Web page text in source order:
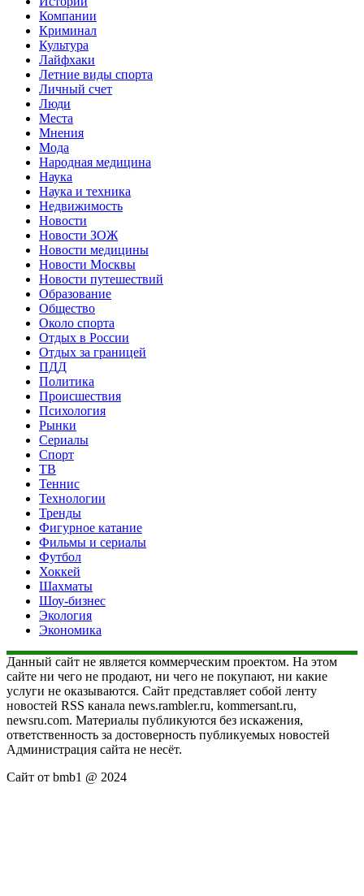
Компании
Криминал
Культура
Лайфхаки
Летние виды спорта
Личный счет
Люди
Места
Мнения
Мода
Народная медицина
Наука
Наука и техника
Недвижимость
Новости
Новости ЗОЖ
Новости медицины
Новости Москвы
Новости путешествий
Образование
Общество
Около спорта
Отдых в России
Отдых за границей
ПДД
Политика
Происшествия
Психология
Рынки
Сериалы
Спорт
ТВ
Теннис
Технологии
Тренды
Фигурное катание
Фильмы и сериалы
Футбол
Хоккей
Шахматы
Шоу-бизнес
Экология
Экономика
Данный сайт не является коммерческим проектом. На этом
сайте ни чего не продают, ни чего не покупают, ни какие
услуги не оказываются. Сайт представляет собой ленту
новостей RSS канала news.rambler.ru, kommersant.ru,
newsru.com. Материалы публикуются без искажения,
ответственность за достоверность публикуемых новостей
Администрация сайта не несёт.
Сайт от bmb1 @ 2024